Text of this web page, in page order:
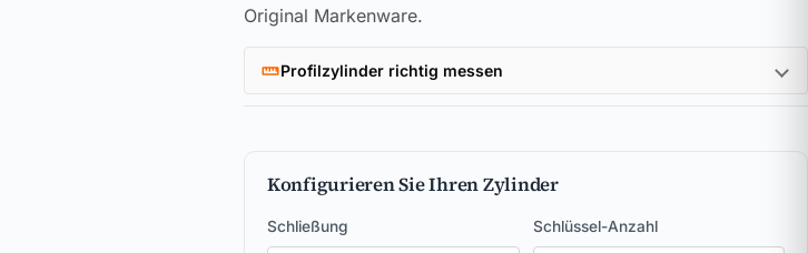
Original Markenware.
Profilzylinder richtig messen
Konfigurieren Sie Ihren Zylinder
Schließung Schlüssel-Anzahl